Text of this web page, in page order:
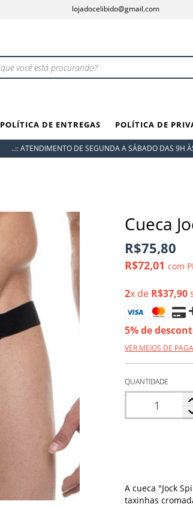
lojadocelibido@gmail.com
POLÍTICA DE ENTREGAS POLÍTICA DE
..:: ATENDIMENTO DE SEGUNDA A SÁBADO DAS 9H
Cueca
R$75,80
R$72,01 com
2x de R$37,90
5% de
VER MEIOS DE
QUANTIDADE
A cueca "Jock
taxinhas